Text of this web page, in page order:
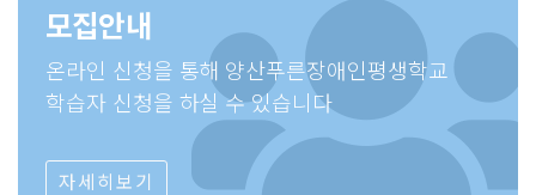
모집안내
온라인 신청을 통해 양산푸른장애인평생학교
학습자 신청을 하실 수 있습니다
자세히보기